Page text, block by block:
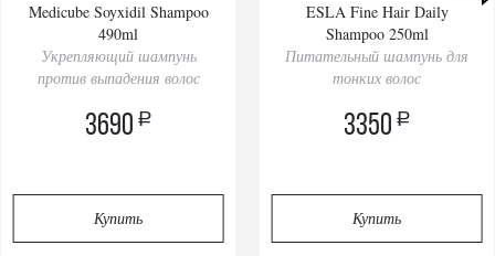
Medicube Soyxidil Shampoo
490ml
Укрепляющий шампунь
против выпадения волос
3690 a
Купить
ESLA Fine Hair Daily
Shampoo 250ml
Питательный шампунь для
тонких волос
3350 a
Купить